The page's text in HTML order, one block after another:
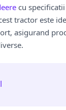
cu
tractor este
asigurand